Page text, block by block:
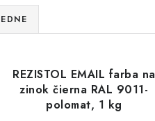
REZISTOL EMAIL farba na
zinok čierna RAL 9011-
polomat, 1 kg